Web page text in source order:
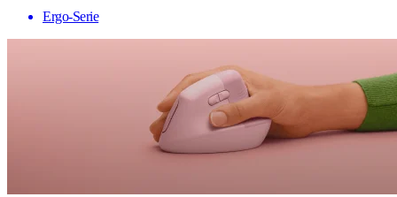
Ergo-Serie